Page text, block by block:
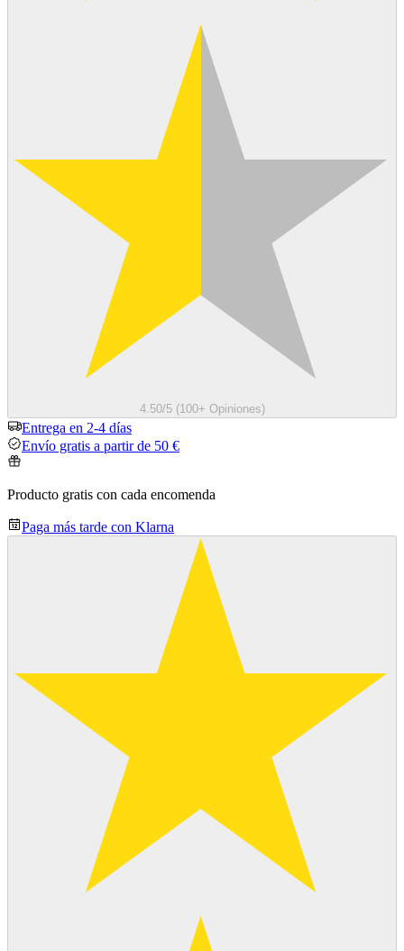
4.50/5 (100+ Opiniones)
Entrega en 2-4 días
Envío gratis a partir de 50 €
Producto gratis con cada encomenda
Paga más tarde con Klarna